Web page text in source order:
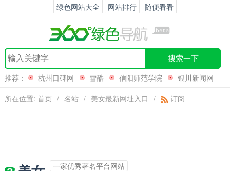
绿色网站大全 网站排行 随便看看
搜索一下
推荐： 杭州口碑网 雪酷 信阳师范学院
银川新闻网
所在位置: 首页 / 名站 / 美女最新网址入口 / 订阅
一家优秀著名平台网站